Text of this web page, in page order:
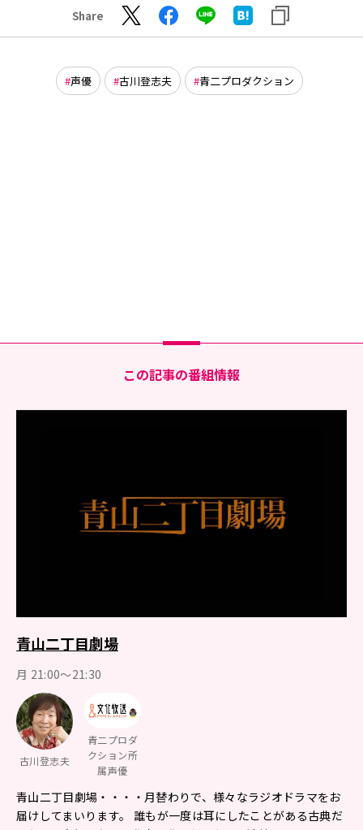
Share
声優 古川登志夫 青二プロダクション
この記事の番組情報
青山二丁目劇場
月 21:00～21:30
古川登志夫
青二プロダ
クション所
属声優
青山二丁目劇場・・・・月替わりで、様々なラジオドラマをお
届けしてまいります。 誰もが一度は耳にしたことがある古典だ